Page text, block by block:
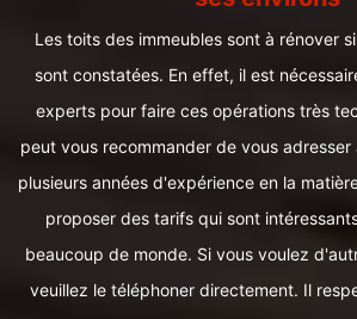
Les toits des immeubles sont à rénover
sont constatées. En effet, il est
experts pour faire ces opérations très
peut vous recommander de vous adresser
plusieurs années d'expérience en la
proposer des tarifs qui sont
beaucoup de monde. Si vous voulez
veuillez le téléphoner directement. Il